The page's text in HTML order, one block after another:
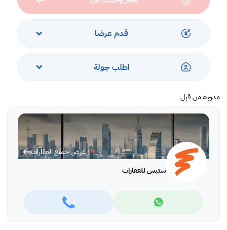
قدم عرضا
اطلب جولة
مدرجة من قبل
عرض جميع العقارات
ستبس للعقارات
- موقف سيارات
- إطلالات على البحر والمدينة
- بالقرب من المطاعم والمقاهي
- مسموح بدخول الحيوانات الأليفة
اتصل بنا لتحديد موعد المشاهدة اليوم!
44687641/66346605